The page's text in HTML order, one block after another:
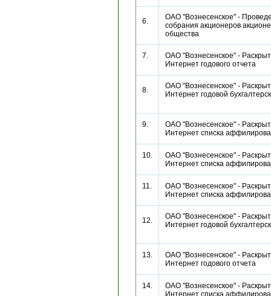
6.
ОАО "Вознесенское" -
собрания акционеров
общества
7.
ОАО "Вознесенское" -
Интернет годового отчета
8.
ОАО "Вознесенское" -
Интернет годовой
9.
ОАО "Вознесенское" -
Интернет списка
10.
ОАО "Вознесенское" -
Интернет списка
11.
ОАО "Вознесенское" -
Интернет списка
12.
ОАО "Вознесенское" -
Интернет годовой
13.
ОАО "Вознесенское" -
Интернет годового отчета
14.
ОАО "Вознесенское" -
Интернет списка